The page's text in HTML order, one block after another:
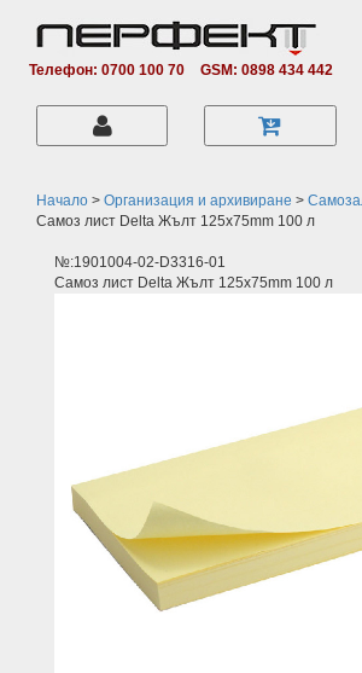
Телефон: 0700 100 70 GSM: 0898 434 442
Начало > Организация и архивиране >
Самоз лист Delta Жълт 125х75mm 100 л
№:1901004-02-D3316-01
Самоз лист Delta Жълт 125х75mm 100 л